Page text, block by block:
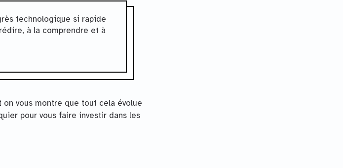
technologique si rapide
à la comprendre et à
vous montre que tout cela évolue
pour vous faire investir dans les